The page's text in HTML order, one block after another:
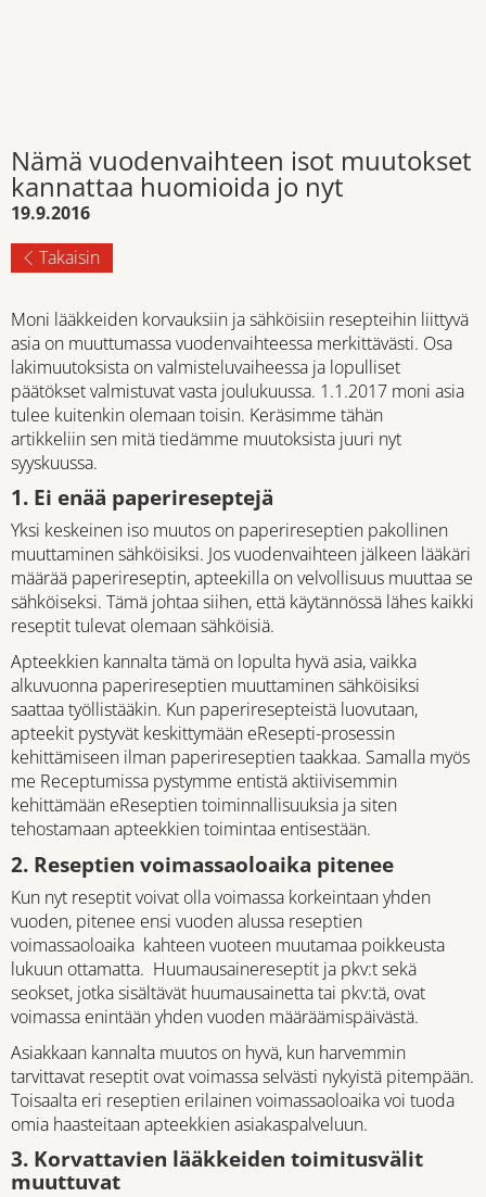
Nämä vuodenvaihteen isot muutokset
kannattaa huomioida jo nyt
19.9.2016
Takaisin
Moni lääkkeiden korvauksiin ja sähköisiin resepteihin liittyvä
asia on muuttumassa vuodenvaihteessa merkittävästi. Osa
lakimuutoksista on valmisteluvaiheessa ja lopulliset
päätökset valmistuvat vasta joulukuussa. 1.1.2017 moni asia
tulee kuitenkin olemaan toisin. Keräsimme tähän
artikkeliin sen mitä tiedämme muutoksista juuri nyt
syyskuussa.
1. Ei enää paperireseptejä
Yksi keskeinen iso muutos on paperireseptien pakollinen
muuttaminen sähköisiksi. Jos vuodenvaihteen jälkeen lääkäri
määrää paperireseptin, apteekilla on velvollisuus muuttaa se
sähköiseksi. Tämä johtaa siihen, että käytännössä lähes kaikki
reseptit tulevat olemaan sähköisiä.
Apteekkien kannalta tämä on lopulta hyvä asia, vaikka
alkuvuonna paperireseptien muuttaminen sähköisiksi
saattaa työllistääkin. Kun paperiresepteistä luovutaan,
apteekit pystyvät keskittymään eResepti-prosessin
kehittämiseen ilman paperireseptien taakkaa. Samalla myös
me Receptumissa pystymme entistä aktiivisemmin
kehittämään eReseptien toiminnallisuuksia ja siten
tehostamaan apteekkien toimintaa entisestään.
2. Reseptien voimassaoloaika pitenee
Kun nyt reseptit voivat olla voimassa korkeintaan yhden
vuoden, pitenee ensi vuoden alussa reseptien
voimassaoloaika kahteen vuoteen muutamaa poikkeusta
lukuun ottamatta. Huumausainereseptit ja pkv:t sekä
seokset, jotka sisältävät huumausainetta tai pkv:tä, ovat
voimassa enintään yhden vuoden määräämispäivästä.
Asiakkaan kannalta muutos on hyvä, kun harvemmin
tarvittavat reseptit ovat voimassa selvästi nykyistä pitempään.
Toisaalta eri reseptien erilainen voimassaoloaika voi tuoda
omia haasteitaan apteekkien asiakaspalveluun.
3. Korvattavien lääkkeiden toimitusvälit
muuttuvat